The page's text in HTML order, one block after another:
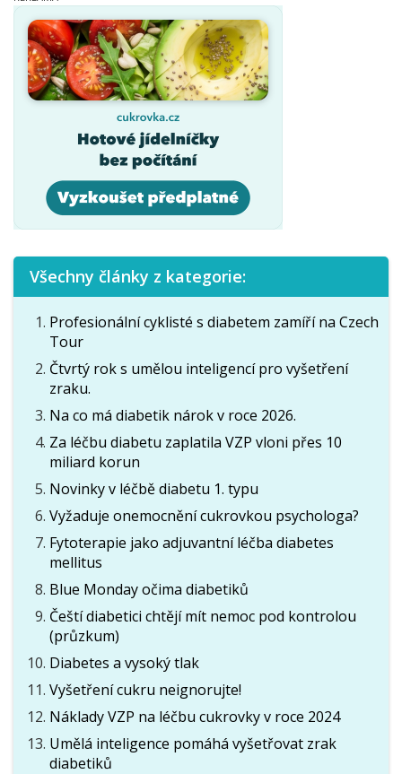
Všechny články z kategorie:
Profesionální cyklisté s diabetem zamíří na Czech
Tour
Čtvrtý rok s umělou inteligencí pro vyšetření
zraku.
Na co má diabetik nárok v roce 2026.
Za léčbu diabetu zaplatila VZP vloni přes 10
miliard korun
Novinky v léčbě diabetu 1. typu
Vyžaduje onemocnění cukrovkou psychologa?
Fytoterapie jako adjuvantní léčba diabetes
mellitus
Blue Monday očima diabetiků
Čeští diabetici chtějí mít nemoc pod kontrolou
(průzkum)
Diabetes a vysoký tlak
Vyšetření cukru neignorujte!
Náklady VZP na léčbu cukrovky v roce 2024
Umělá inteligence pomáhá vyšetřovat zrak
diabetiků